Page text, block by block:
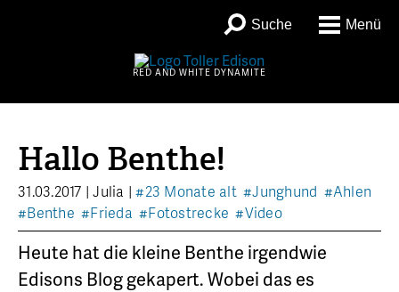
RED AND WHITE DYNAMITE
Suche Menü
Hallo Benthe!
31.03.2017 |Julia |#23 Monate alt #Junghund #Ahlen
#Benthe #Frieda #Fotostrecke #Video
Heute hat die kleine Benthe irgendwie
Edisons Blog gekapert. Wobei das es